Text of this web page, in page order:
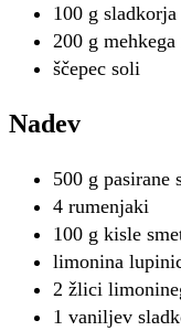
100 g sladkorja
200 g mehkega
ščepec soli
Nadev
500 g pasirane
4 rumenjaki
100 g kisle
limonina
2 žlici
1 vaniljev